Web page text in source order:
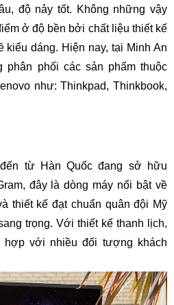
độ nảy tốt. Không những vậy
ở độ bền bởi chất liệu thiết kế
kiểu dáng. Hiện nay, tại Minh An
phân phối các sản phẩm thuộc
như: Thinkpad, Thinkbook,
từ Hàn Quốc đang sở hữu
đây là dòng máy nổi bật về
thiết kế đạt chuẩn quân đội Mỹ
trọng. Với thiết kế thanh lịch,
hợp với nhiều đối tượng khách